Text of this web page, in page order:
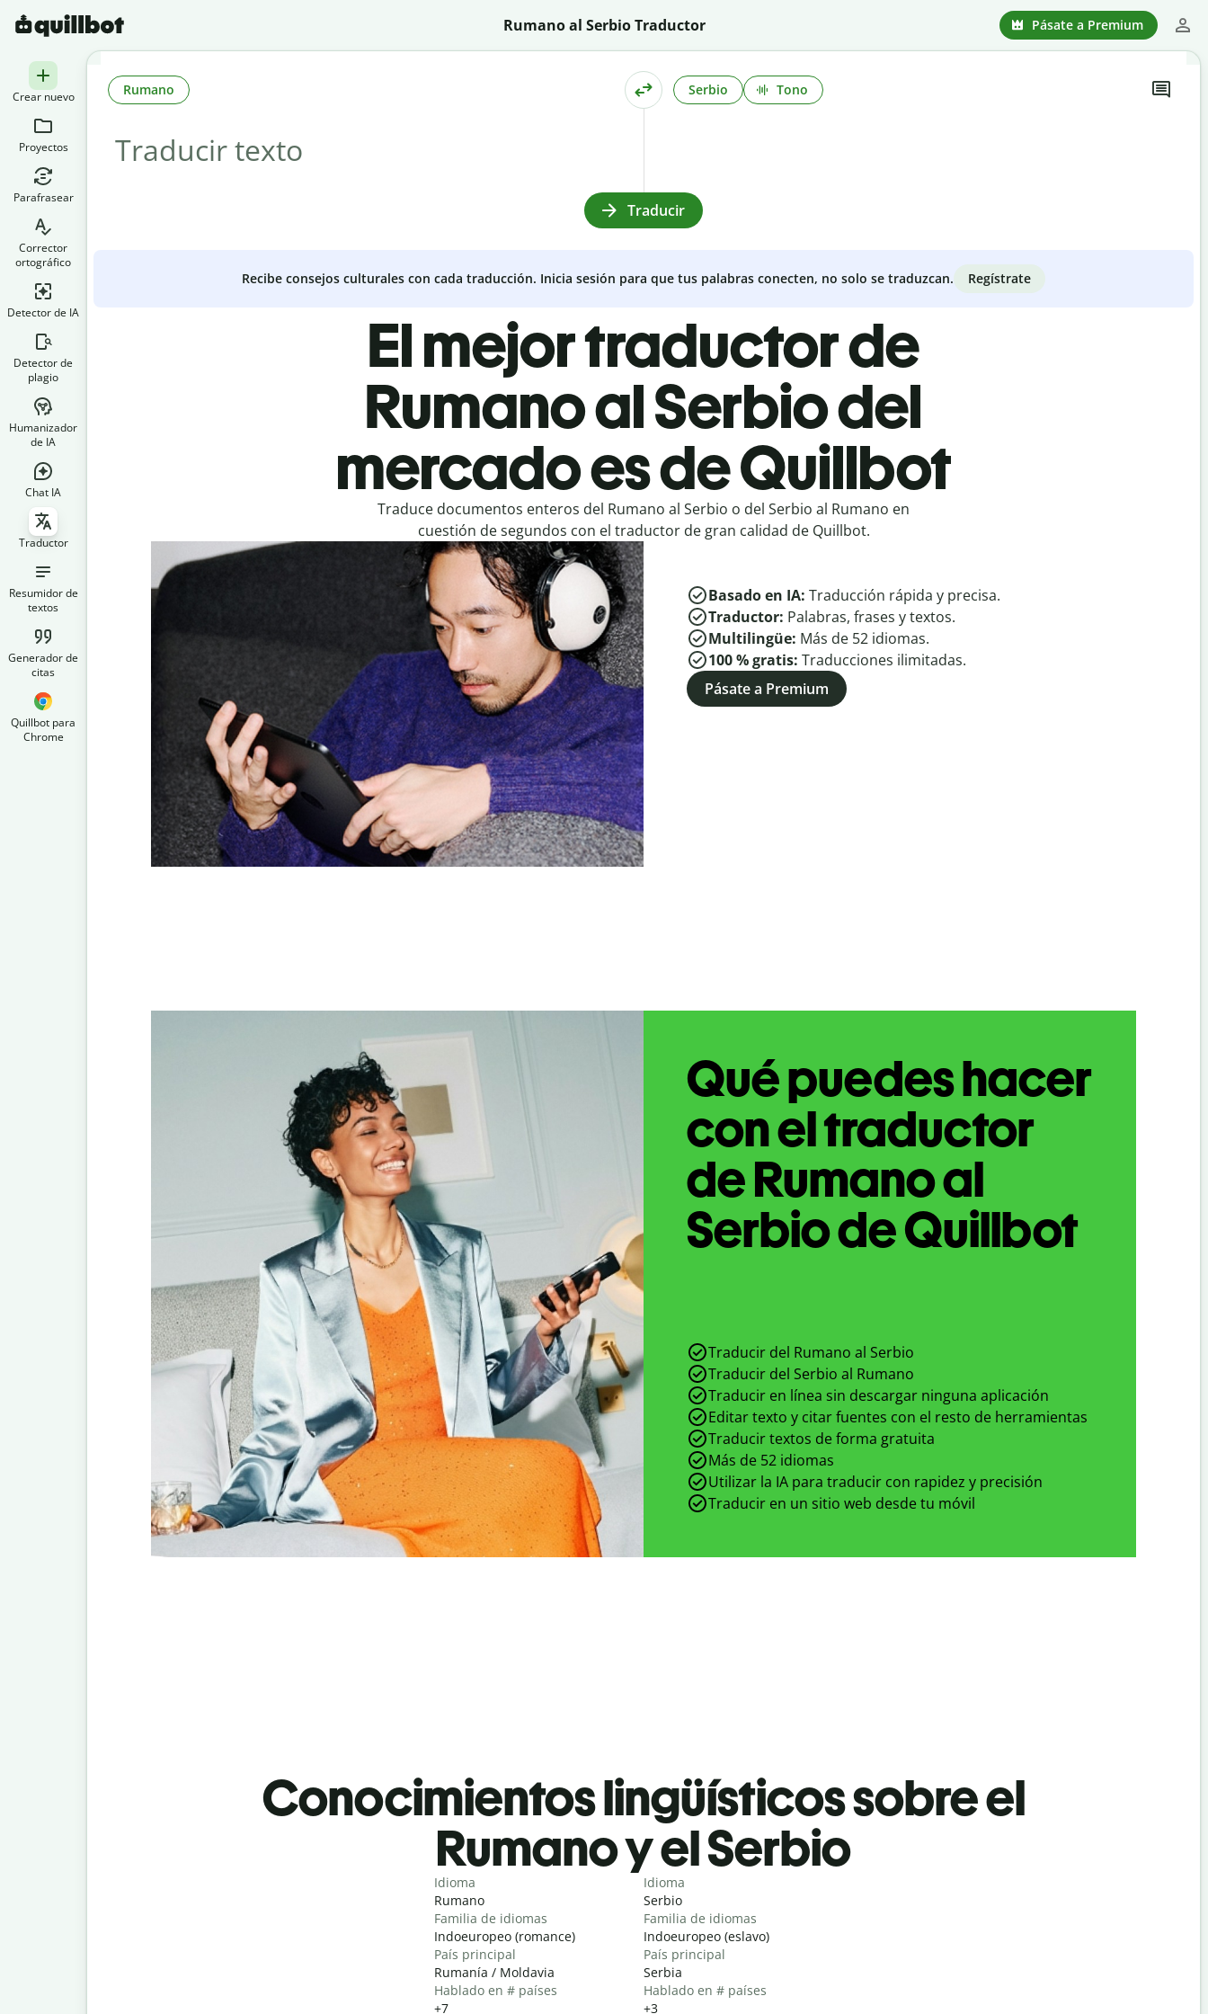
Rumano al Serbio Traductor Pásate a Premium
Crear nuevo
Proyectos
Parafrasear
Corrector
ortográfico
Detector de IA
Detector de
plagio
Humanizador
de IA
Chat IA
Traductor
Resumidor de
textos
Generador de
citas
Quillbot para
Chrome
Rumano Serbio Tono
Traducir
Recibe consejos culturales con cada traducción. Inicia sesión para que tus palabras conecten, no solo se traduzcan. Regístrate
El mejor traductor de
Rumano al Serbio del
mercado es de Quillbot
Traduce documentos enteros del Rumano al Serbio o del Serbio al Rumano en
cuestión de segundos con el traductor de gran calidad de Quillbot.
Basado en IA: Traducción rápida y precisa.
Traductor: Palabras, frases y textos.
Multilingüe: Más de 52 idiomas.
100 % gratis: Traducciones ilimitadas.
Pásate a Premium
Qué puedes hacer
con el traductor
de Rumano al
Serbio de Quillbot
Traducir del Rumano al Serbio
Traducir del Serbio al Rumano
Traducir en línea sin descargar ninguna aplicación
Editar texto y citar fuentes con el resto de herramientas
Traducir textos de forma gratuita
Más de 52 idiomas
Utilizar la IA para traducir con rapidez y precisión
Traducir en un sitio web desde tu móvil
Conocimientos lingüísticos sobre el
Rumano y el Serbio
Idioma
Rumano
Familia de idiomas
Indoeuropeo (romance)
País principal
Rumanía / Moldavia
Hablado en # países
+7
Idioma
Serbio
Familia de idiomas
Indoeuropeo (eslavo)
País principal
Serbia
Hablado en # países
+3